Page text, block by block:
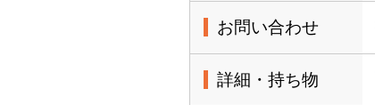
お問い合わせ
詳細・持ち物